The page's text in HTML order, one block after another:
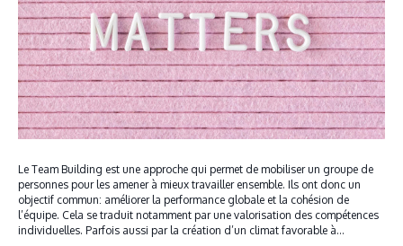
Le Team Building est une approche qui permet de mobiliser un groupe de
personnes pour les amener à mieux travailler ensemble. Ils ont donc un
objectif commun: améliorer la performance globale et la cohésion de
l’équipe. Cela se traduit notamment par une valorisation des compétences
individuelles. Parfois aussi par la création d’un climat favorable à…